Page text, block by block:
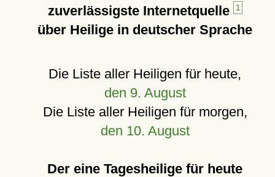
zuverlässigste Internetquelle
1
über Heilige in deutscher Sprache
Die Liste aller Heiligen für heute,
den 9. August
Die Liste aller Heiligen für morgen,
den 10. August
Der eine Tagesheilige für heute